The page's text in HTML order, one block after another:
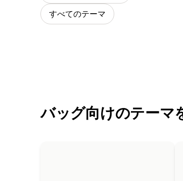
すべてのテーマ
バッグ向けのテーマ